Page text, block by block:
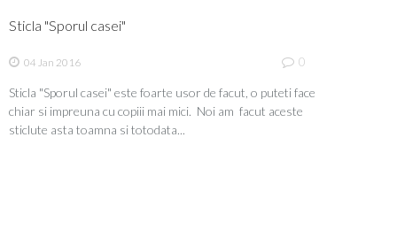
Sticla "Sporul casei"
04 Jan 2016 0
Sticla "Sporul casei" este foarte usor de facut, o puteti face
chiar si impreuna cu copiii mai mici. Noi am facut aceste
sticlute asta toamna si totodata...